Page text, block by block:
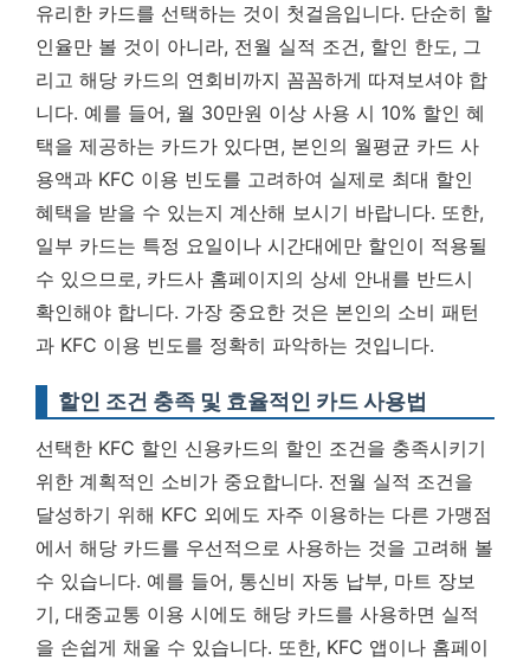
유리한 카드를 선택하는 것이 첫걸음입니다. 단순히 할
인율만 볼 것이 아니라, 전월 실적 조건, 할인 한도, 그
리고 해당 카드의 연회비까지 꼼꼼하게 따져보셔야 합
니다. 예를 들어, 월 30만원 이상 사용 시 10% 할인 혜
택을 제공하는 카드가 있다면, 본인의 월평균 카드 사
용액과 KFC 이용 빈도를 고려하여 실제로 최대 할인
혜택을 받을 수 있는지 계산해 보시기 바랍니다. 또한,
일부 카드는 특정 요일이나 시간대에만 할인이 적용될
수 있으므로, 카드사 홈페이지의 상세 안내를 반드시
확인해야 합니다. 가장 중요한 것은 본인의 소비 패턴
과 KFC 이용 빈도를 정확히 파악하는 것입니다.
할인 조건 충족 및 효율적인 카드 사용법
선택한 KFC 할인 신용카드의 할인 조건을 충족시키기
위한 계획적인 소비가 중요합니다. 전월 실적 조건을
달성하기 위해 KFC 외에도 자주 이용하는 다른 가맹점
에서 해당 카드를 우선적으로 사용하는 것을 고려해 볼
수 있습니다. 예를 들어, 통신비 자동 납부, 마트 장보
기, 대중교통 이용 시에도 해당 카드를 사용하면 실적
을 손쉽게 채울 수 있습니다. 또한, KFC 앱이나 홈페이